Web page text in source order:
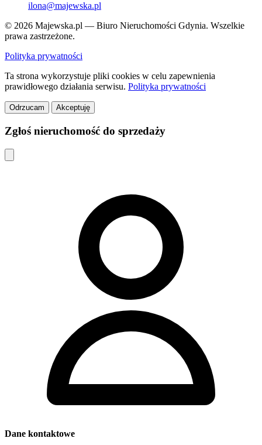
ilona@majewska.pl
© 2026 Majewska.pl — Biuro Nieruchomości Gdynia. Wszelkie
prawa zastrzeżone.
Polityka prywatności
Ta strona wykorzystuje pliki cookies w celu zapewnienia
prawidłowego działania serwisu. Polityka prywatności
Odrzucam Akceptuję
Zgłoś nieruchomość do sprzedaży
Dane kontaktowe